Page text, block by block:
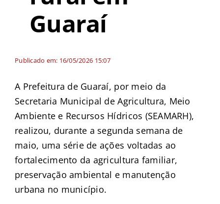
Guaraí
Publicado em: 16/05/2026 15:07
A Prefeitura de Guaraí, por meio da
Secretaria Municipal de Agricultura, Meio
Ambiente e Recursos Hídricos (SEAMARH),
realizou, durante a segunda semana de
maio, uma série de ações voltadas ao
fortalecimento da agricultura familiar,
preservação ambiental e manutenção
urbana no município.